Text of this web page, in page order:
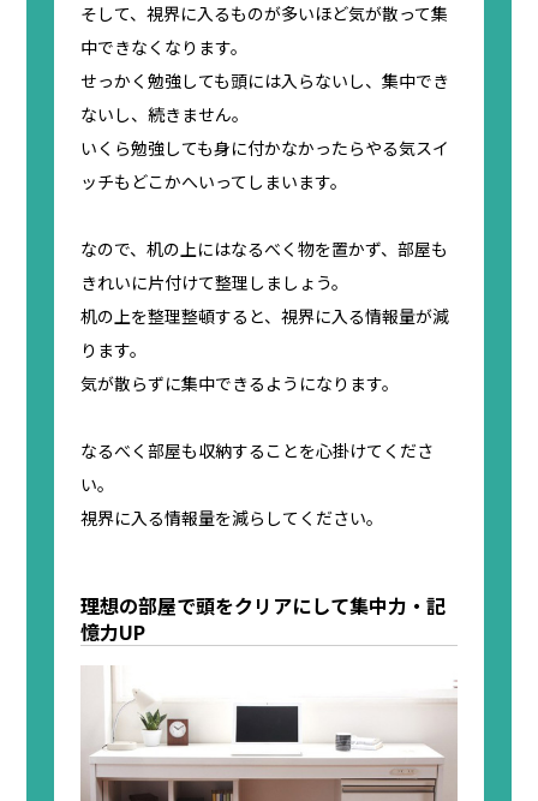
そして、視界に入るものが多いほど気が散って集
中できなくなります。
せっかく勉強しても頭には入らないし、集中でき
ないし、続きません。
いくら勉強しても身に付かなかったらやる気スイ
ッチもどこかへいってしまいます。
なので、机の上にはなるべく物を置かず、部屋も
きれいに片付けて整理しましょう。
机の上を整理整頓すると、視界に入る情報量が減
ります。
気が散らずに集中できるようになります。
なるべく部屋も収納することを心掛けてくださ
い。
視界に入る情報量を減らしてください。
理想の部屋で頭をクリアにして集中力・記
憶力UP